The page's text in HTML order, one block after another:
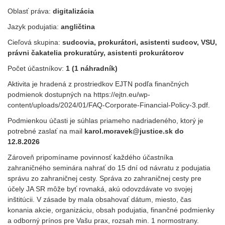
Oblasť práva: digitalizácia
Jazyk podujatia: angličtina
Cieľová skupina: sudcovia, prokurátori, asistenti sudcov, VSU,
právni čakatelia prokuratúry, asistenti prokurátorov
Počet účastníkov: 1 (1 náhradník)
Aktivita je hradená z prostriedkov EJTN podľa finančných
podmienok dostupných na https://ejtn.eu/wp-
content/uploads/2024/01/FAQ-Corporate-Financial-Policy-3.pdf.
Podmienkou účasti je súhlas priameho nadriadeného, ktorý je
potrebné zaslať na mail karol.moravek@justice.sk do
12.8.2026
Zároveň pripomíname povinnosť každého účastníka
zahraničného seminára nahrať do 15 dní od návratu z podujatia
správu zo zahraničnej cesty. Správa zo zahraničnej cesty pre
účely JA SR môže byť rovnaká, akú odovzdávate vo svojej
inštitúcii. V zásade by mala obsahovať dátum, miesto, čas
konania akcie, organizáciu, obsah podujatia, finančné podmienky
a odborný prínos pre Vašu prax, rozsah min. 1 normostrany.